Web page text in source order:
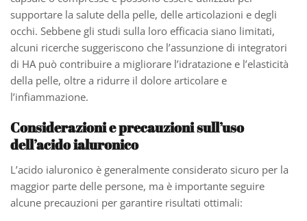
supportare la salute della pelle, delle articolazioni e degli
occhi. Sebbene gli studi sulla loro efficacia siano limitati,
alcuni ricerche suggeriscono che l’assunzione di integratori
di HA può contribuire a migliorare l’idratazione e l’elasticità
della pelle, oltre a ridurre il dolore articolare e
l’infiammazione.
Considerazioni e precauzioni sull’uso
dell’acido ialuronico
L’acido ialuronico è generalmente considerato sicuro per la
maggior parte delle persone, ma è importante seguire
alcune precauzioni per garantire risultati ottimali: